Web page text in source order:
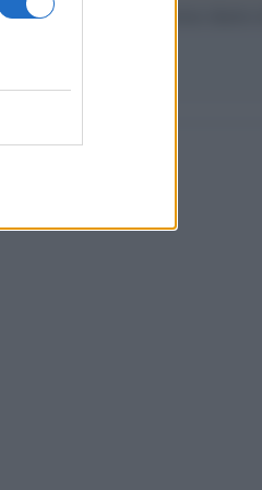
/Love Sensation, il primo duetto di
e Kylie Minogue